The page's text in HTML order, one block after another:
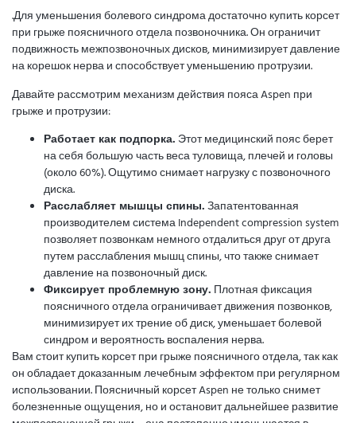
.Для уменьшения болевого синдрома достаточно купить корсет
при грыже поясничного отдела позвоночника. Он ограничит
подвижность межпозвоночных дисков, минимизирует давление
на корешок нерва и способствует уменьшению протрузии.
Давайте рассмотрим механизм действия пояса Aspen при
грыже и протрузии:
Работает как подпорка. Этот медицинский пояс берет
на себя большую часть веса туловища, плечей и головы
(около 60%). Ощутимо снимает нагрузку с позвоночного
диска.
Расслабляет мышцы спины.Запатентованная
производителем система Independent compression system
позволяет позвонкам немного отдалиться друг от друга
путем расслабления мышц спины, что также снимает
давление на позвоночный диск.
Фиксирует проблемную зону. Плотная фиксация
поясничного отдела ограничивает движения позвонков,
минимизирует их трение об диск, уменьшает болевой
синдром и вероятность воспаления нерва.
Вам стоит купить корсет при грыже поясничного отдела, так как
он обладает доказанным лечебным эффектом при регулярном
использовании. Поясничный корсет Aspen не только снимет
болезненные ощущения, но и остановит дальнейшее развитие